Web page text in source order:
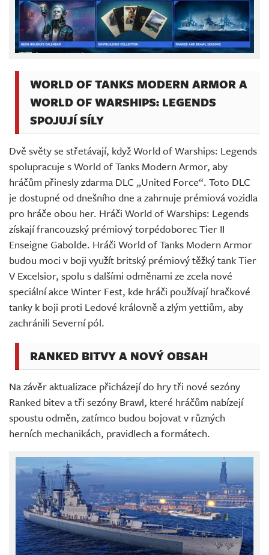
WORLD OF TANKS MODERN ARMOR A
WORLD OF WARSHIPS: LEGENDS
SPOJUJÍ SÍLY
Dvě světy se střetávají, když World of Warships: Legends
spolupracuje s World of Tanks Modern Armor, aby
hráčům přinesly zdarma DLC „United Force“. Toto DLC
je dostupné od dnešního dne a zahrnuje prémiová vozidla
pro hráče obou her. Hráči World of Warships: Legends
získají francouzský prémiový torpédoborec Tier II
Enseigne Gabolde. Hráči World of Tanks Modern Armor
budou moci v boji využít britský prémiový těžký tank Tier
V Excelsior, spolu s dalšími odměnami ze zcela nové
speciální akce Winter Fest, kde hráči používají hračkové
tanky k boji proti Ledové královně a zlým yettiům, aby
zachránili Severní pól.
RANKED BITVY A NOVÝ OBSAH
Na závěr aktualizace přicházejí do hry tři nové sezóny
Ranked bitev a tři sezóny Brawl, které hráčům nabízejí
spoustu odměn, zatímco budou bojovat v různých
herních mechanikách, pravidlech a formátech.